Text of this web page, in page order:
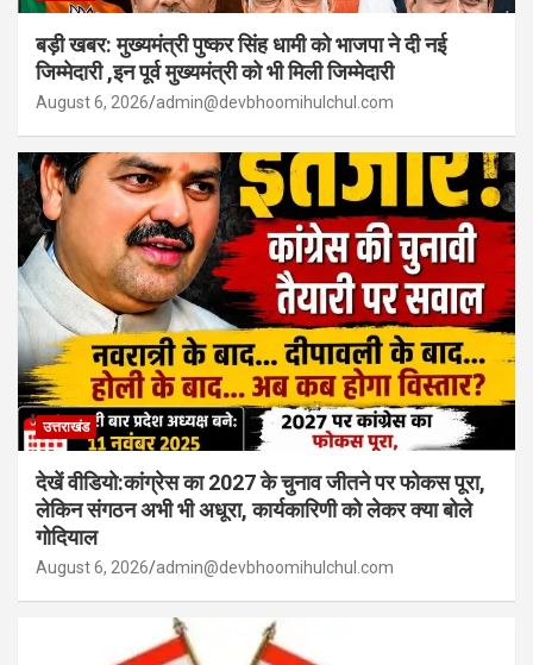
बड़ी खबर: मुख्यमंत्री पुष्कर सिंह धामी को भाजपा ने दी नई
जिम्मेदारी ,इन पूर्व मुख्यमंत्री को भी मिली जिम्मेदारी
August 6, 2026 admin@devbhoomihulchul.com
उत्तराखंड
देखें वीडियो:कांग्रेस का 2027 के चुनाव जीतने पर फोकस पूरा,
लेकिन संगठन अभी भी अधूरा, कार्यकारिणी को लेकर क्या बोले
गोदियाल
August 6, 2026 admin@devbhoomihulchul.com